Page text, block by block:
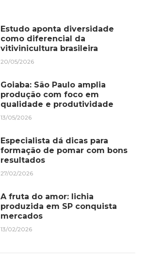
Estudo aponta diversidade
como diferencial da
vitivinicultura brasileira
20/05/2026
Goiaba: São Paulo amplia
produção com foco em
qualidade e produtividade
13/05/2026
Especialista dá dicas para
formação de pomar com bons
resultados
27/02/2026
A fruta do amor: lichia
produzida em SP conquista
mercados
13/02/2026